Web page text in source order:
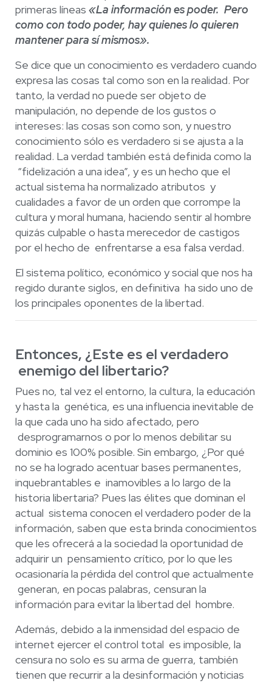
primeras líneas «La información es poder. Pero
como con todo poder, hay quienes lo quieren
mantener para sí mismos».
Se dice que un conocimiento es verdadero cuando
expresa las cosas tal como son en la realidad. Por
tanto, la verdad no puede ser objeto de
manipulación, no depende de los gustos o
intereses: las cosas son como son, y nuestro
conocimiento sólo es verdadero si se ajusta a la
realidad. La verdad también está definida como la
“fidelización a una idea”, y es un hecho que el
actual sistema ha normalizado atributos y
cualidades a favor de un orden que corrompe la
cultura y moral humana, haciendo sentir al hombre
quizás culpable o hasta merecedor de castigos
por el hecho de enfrentarse a esa falsa verdad.
El sistema político, económico y social que nos ha
regido durante siglos, en definitiva ha sido uno de
los principales oponentes de la libertad.
Entonces, ¿Este es el verdadero
enemigo del libertario?
Pues no, tal vez el entorno, la cultura, la educación
y hasta la genética, es una influencia inevitable de
la que cada uno ha sido afectado, pero
desprogramarnos o por lo menos debilitar su
dominio es 100% posible. Sin embargo, ¿Por qué
no se ha logrado acentuar bases permanentes,
inquebrantables e inamovibles a lo largo de la
historia libertaria? Pues las élites que dominan el
actual sistema conocen el verdadero poder de la
información, saben que esta brinda conocimientos
que les ofrecerá a la sociedad la oportunidad de
adquirir un pensamiento crítico, por lo que les
ocasionaría la pérdida del control que actualmente
generan, en pocas palabras, censuran la
información para evitar la libertad del hombre.
Además, debido a la inmensidad del espacio de
internet ejercer el control total es imposible, la
censura no solo es su arma de guerra, también
tienen que recurrir a la desinformación y noticias